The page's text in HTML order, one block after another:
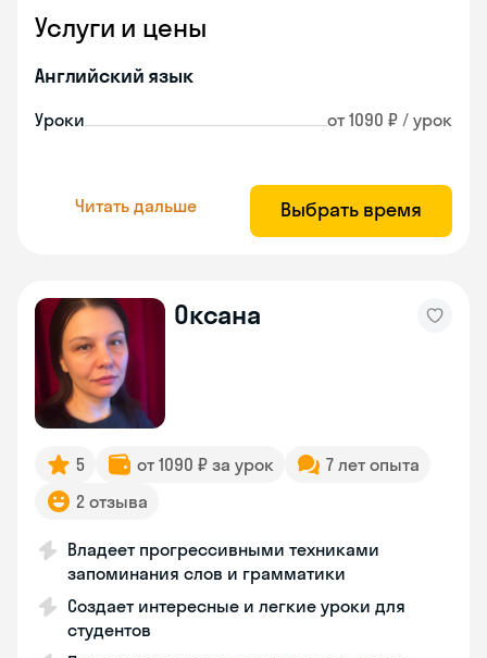
Услуги и цены
Английский язык
Уроки от 1090 ₽ / урок
Читать дальше Выбрать время
Оксана
5 от 1090 ₽ за урок
7 лет опыта
2 отзыва
Владеет прогрессивными техниками
запоминания слов и грамматики
Создает интересные и легкие уроки для
студентов